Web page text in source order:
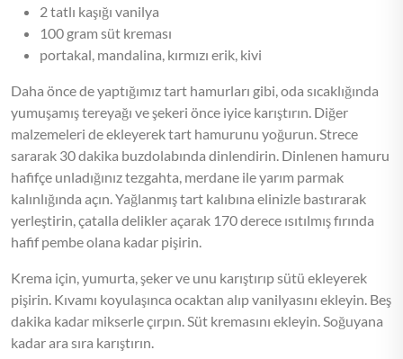
2 tatlı kaşığı vanilya
100 gram süt kreması
portakal, mandalina, kırmızı erik, kivi
Daha önce de yaptığımız tart hamurları gibi, oda sıcaklığında
yumuşamış tereyağı ve şekeri önce iyice karıştırın. Diğer
malzemeleri de ekleyerek tart hamurunu yoğurun. Strece
sararak 30 dakika buzdolabında dinlendirin. Dinlenen hamuru
hafifçe unladığınız tezgahta, merdane ile yarım parmak
kalınlığında açın. Yağlanmış tart kalıbına elinizle bastırarak
yerleştirin, çatalla delikler açarak 170 derece ısıtılmış fırında
hafif pembe olana kadar pişirin.
Krema için, yumurta, şeker ve unu karıştırıp sütü ekleyerek
pişirin. Kıvamı koyulaşınca ocaktan alıp vanilyasını ekleyin. Beş
dakika kadar mikserle çırpın. Süt kremasını ekleyin. Soğuyana
kadar ara sıra karıştırın.